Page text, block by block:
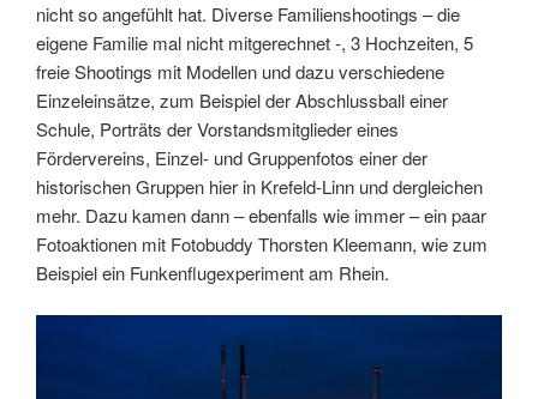
nicht so angefühlt hat. Diverse Familienshootings – die
eigene Familie mal nicht mitgerechnet -, 3 Hochzeiten, 5
freie Shootings mit Modellen und dazu verschiedene
Einzeleinsätze, zum Beispiel der Abschlussball einer
Schule, Porträts der Vorstandsmitglieder eines
Fördervereins, Einzel- und Gruppenfotos einer der
historischen Gruppen hier in Krefeld-Linn und dergleichen
mehr. Dazu kamen dann – ebenfalls wie immer – ein paar
Fotoaktionen mit Fotobuddy Thorsten Kleemann, wie zum
Beispiel ein Funkenflugexperiment am Rhein.